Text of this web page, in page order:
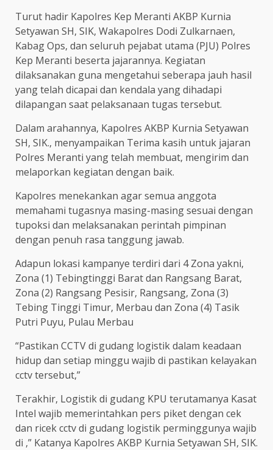
Turut hadir Kapolres Kep Meranti AKBP Kurnia
Setyawan SH, SIK, Wakapolres Dodi Zulkarnaen,
Kabag Ops, dan seluruh pejabat utama (PJU) Polres
Kep Meranti beserta jajarannya. Kegiatan
dilaksanakan guna mengetahui seberapa jauh hasil
yang telah dicapai dan kendala yang dihadapi
dilapangan saat pelaksanaan tugas tersebut.
Dalam arahannya, Kapolres AKBP Kurnia Setyawan
SH, SIK., menyampaikan Terima kasih untuk jajaran
Polres Meranti yang telah membuat, mengirim dan
melaporkan kegiatan dengan baik.
Kapolres menekankan agar semua anggota
memahami tugasnya masing-masing sesuai dengan
tupoksi dan melaksanakan perintah pimpinan
dengan penuh rasa tanggung jawab.
Adapun lokasi kampanye terdiri dari 4 Zona yakni,
Zona (1) Tebingtinggi Barat dan Rangsang Barat,
Zona (2) Rangsang Pesisir, Rangsang, Zona (3)
Tebing Tinggi Timur, Merbau dan Zona (4) Tasik
Putri Puyu, Pulau Merbau
“Pastikan CCTV di gudang logistik dalam keadaan
hidup dan setiap minggu wajib di pastikan kelayakan
cctv tersebut,”
Terakhir, Logistik di gudang KPU terutamanya Kasat
Intel wajib memerintahkan pers piket dengan cek
dan ricek cctv di gudang logistik perminggunya wajib
di ,” Katanya Kapolres AKBP Kurnia Setyawan SH, SIK.